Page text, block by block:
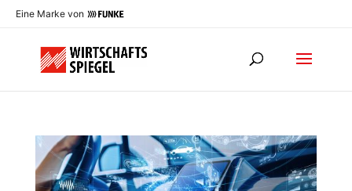
Eine Marke von